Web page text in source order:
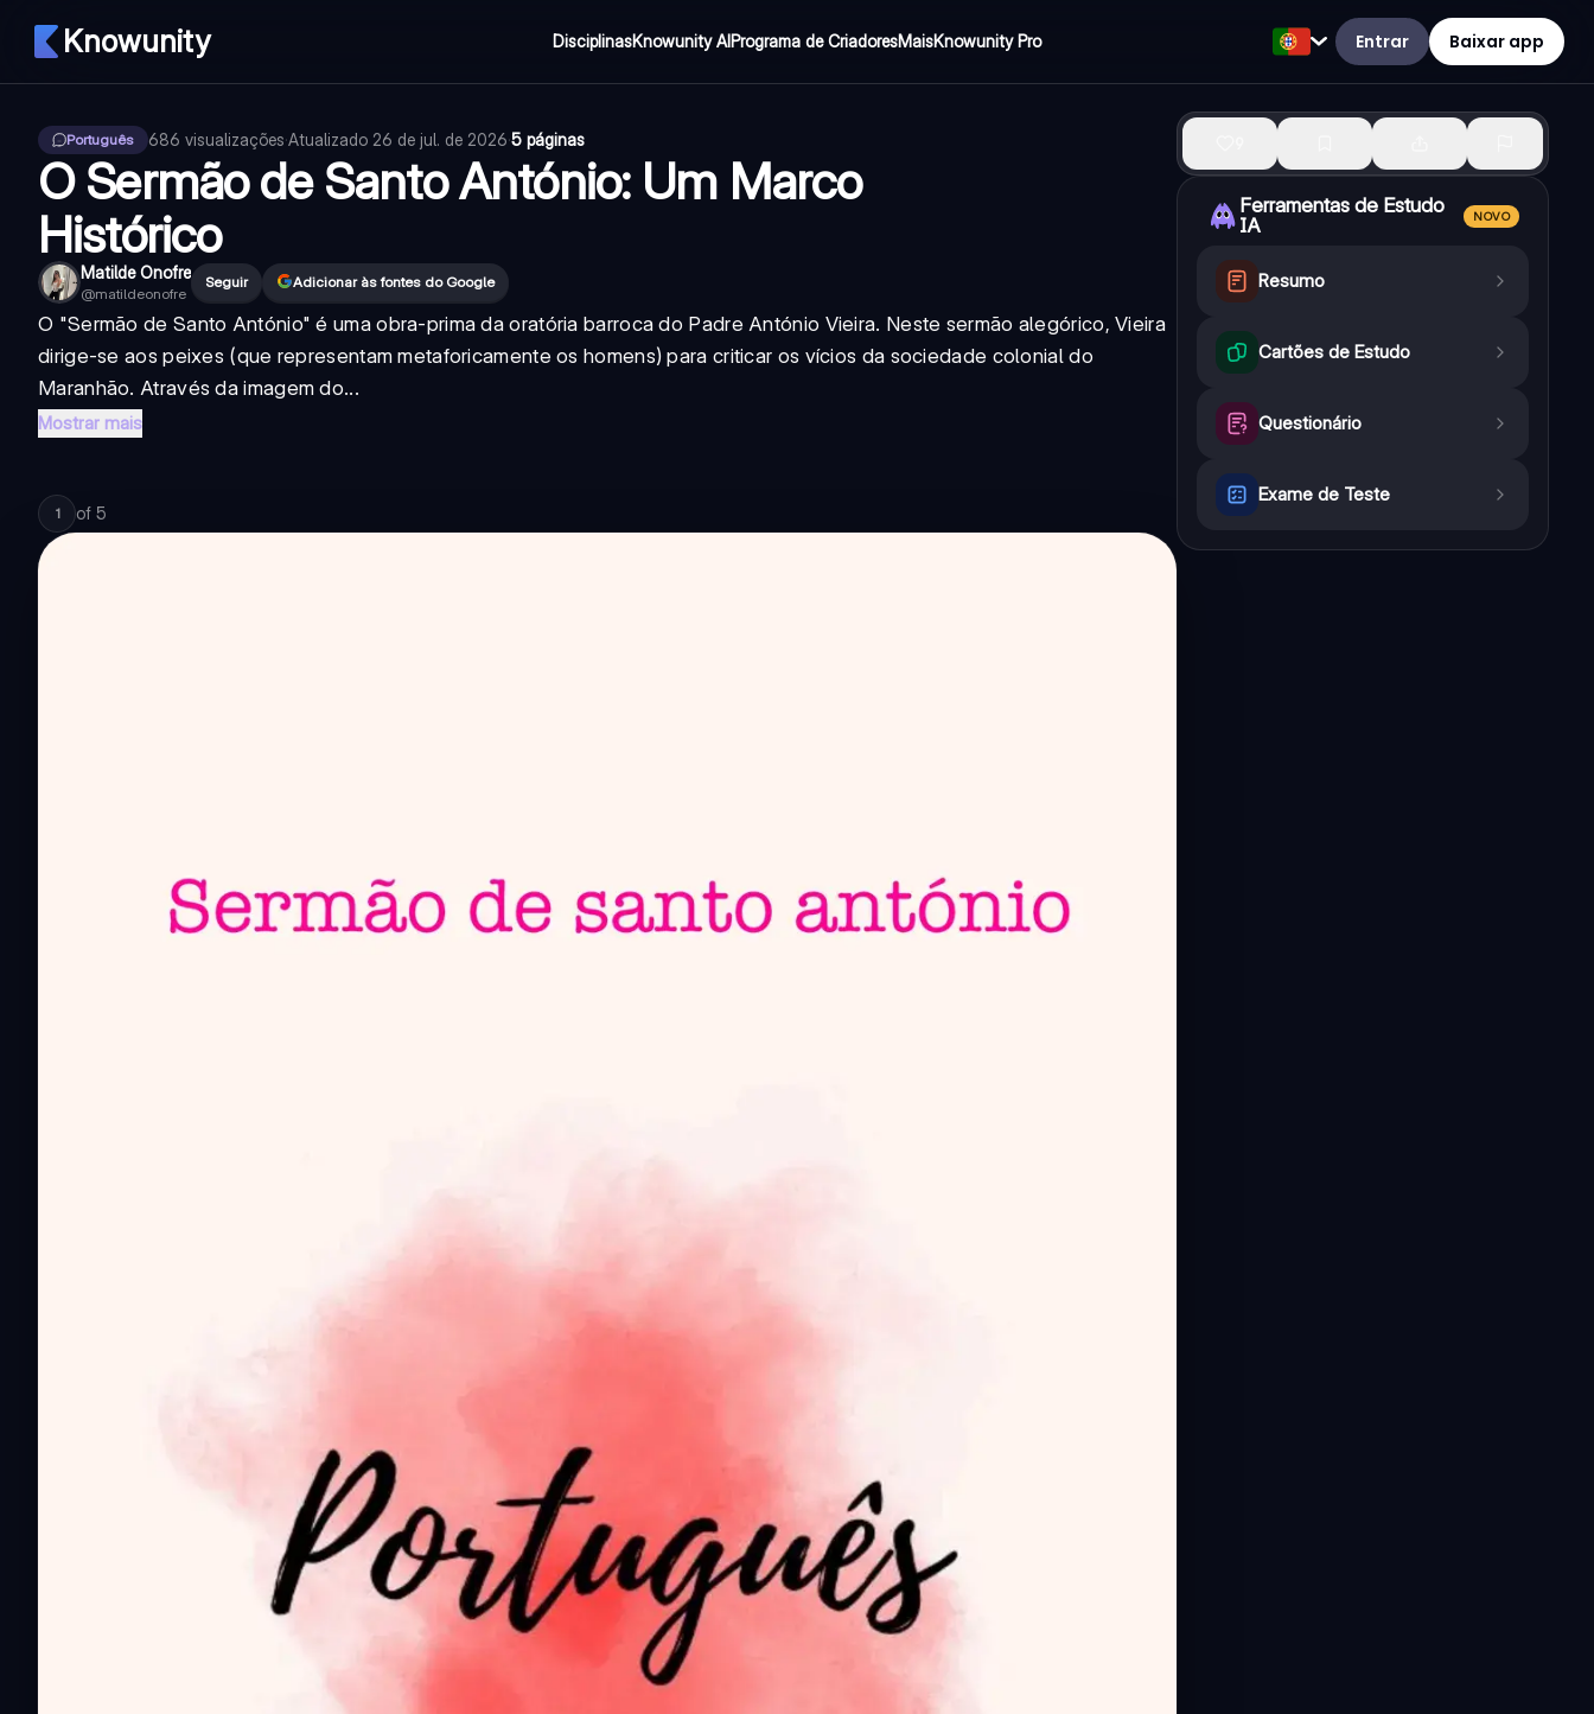
Knowunity DisciplinasKnowunity AIPrograma de CriadoresMaisKnowunity Pro Entrar Baixar app
Português 686 visualizações·Atualizado 26 de jul. de 2026·5 páginas
O Sermão de Santo António: Um Marco
Histórico
Matilde Onofre
@matildeonofre
Seguir Adicionar às fontes do Google
O "Sermão de Santo António" é uma obra-prima da oratória barroca do Padre António Vieira. Neste sermão alegórico, Vieira
dirige-se aos peixes (que representam metaforicamente os homens) para criticar os vícios da sociedade colonial do
Maranhão. Através da imagem do...
Mostrar mais
1 of 5
Ferramentas de Estudo
IA
NOVO
Resumo
Cartões de Estudo
Questionário
Exame de Teste